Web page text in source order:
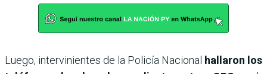
Luego, intervinientes de la Policía Nacional hallaron los